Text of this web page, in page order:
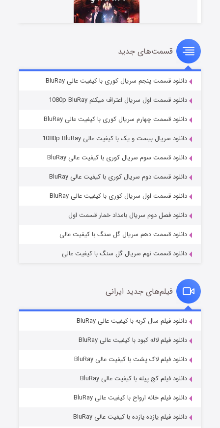
سریال زشت
قسمت۵ (زیرنویس) منتشر شد
وستی ها
قسمت۱ (زیرنویس) منتشر شد
قسمت۶ (زیرنویس) منتشر شد
قسمت‌های جدید
دانلود قسمت پنجم سریال کوری با کیفیت عالی BluRay
دانلود قسمت اول سریال اعتراف میکنم 1080p BluRay
دانلود قسمت چهارم سریال کوری با کیفیت عالی BluRay
دانلود سریال بیست و یک با کیفیت عالی 1080p BluRay
دانلود قسمت سوم سریال کوری با کیفیت عالی BluRay
دانلود قسمت دوم سریال کوری با کیفیت عالی BluRay
دانلود قسمت اول سریال کوری با کیفیت عالی BluRay
دانلود فصل دوم سریال بامداد خمار قسمت اول
دانلود قسمت دهم سریال گل سنگ با کیفیت عالی
دانلود قسمت نهم سریال گل سنگ با کیفیت عالی
فیلم‌های جدید ایرانی
دانلود فیلم سال گربه با کیفیت عالی BluRay
دانلود فیلم لاله کبود با کیفیت عالی BluRay
دانلود فیلم لاک پشت با کیفیت عالی BluRay
دانلود فیلم کج‌ پیله با کیفیت عالی BluRay
دانلود فیلم خانه ارواح با کیفیت عالی BluRay
دانلود فیلم یازده یازده با کیفیت عالی BluRay